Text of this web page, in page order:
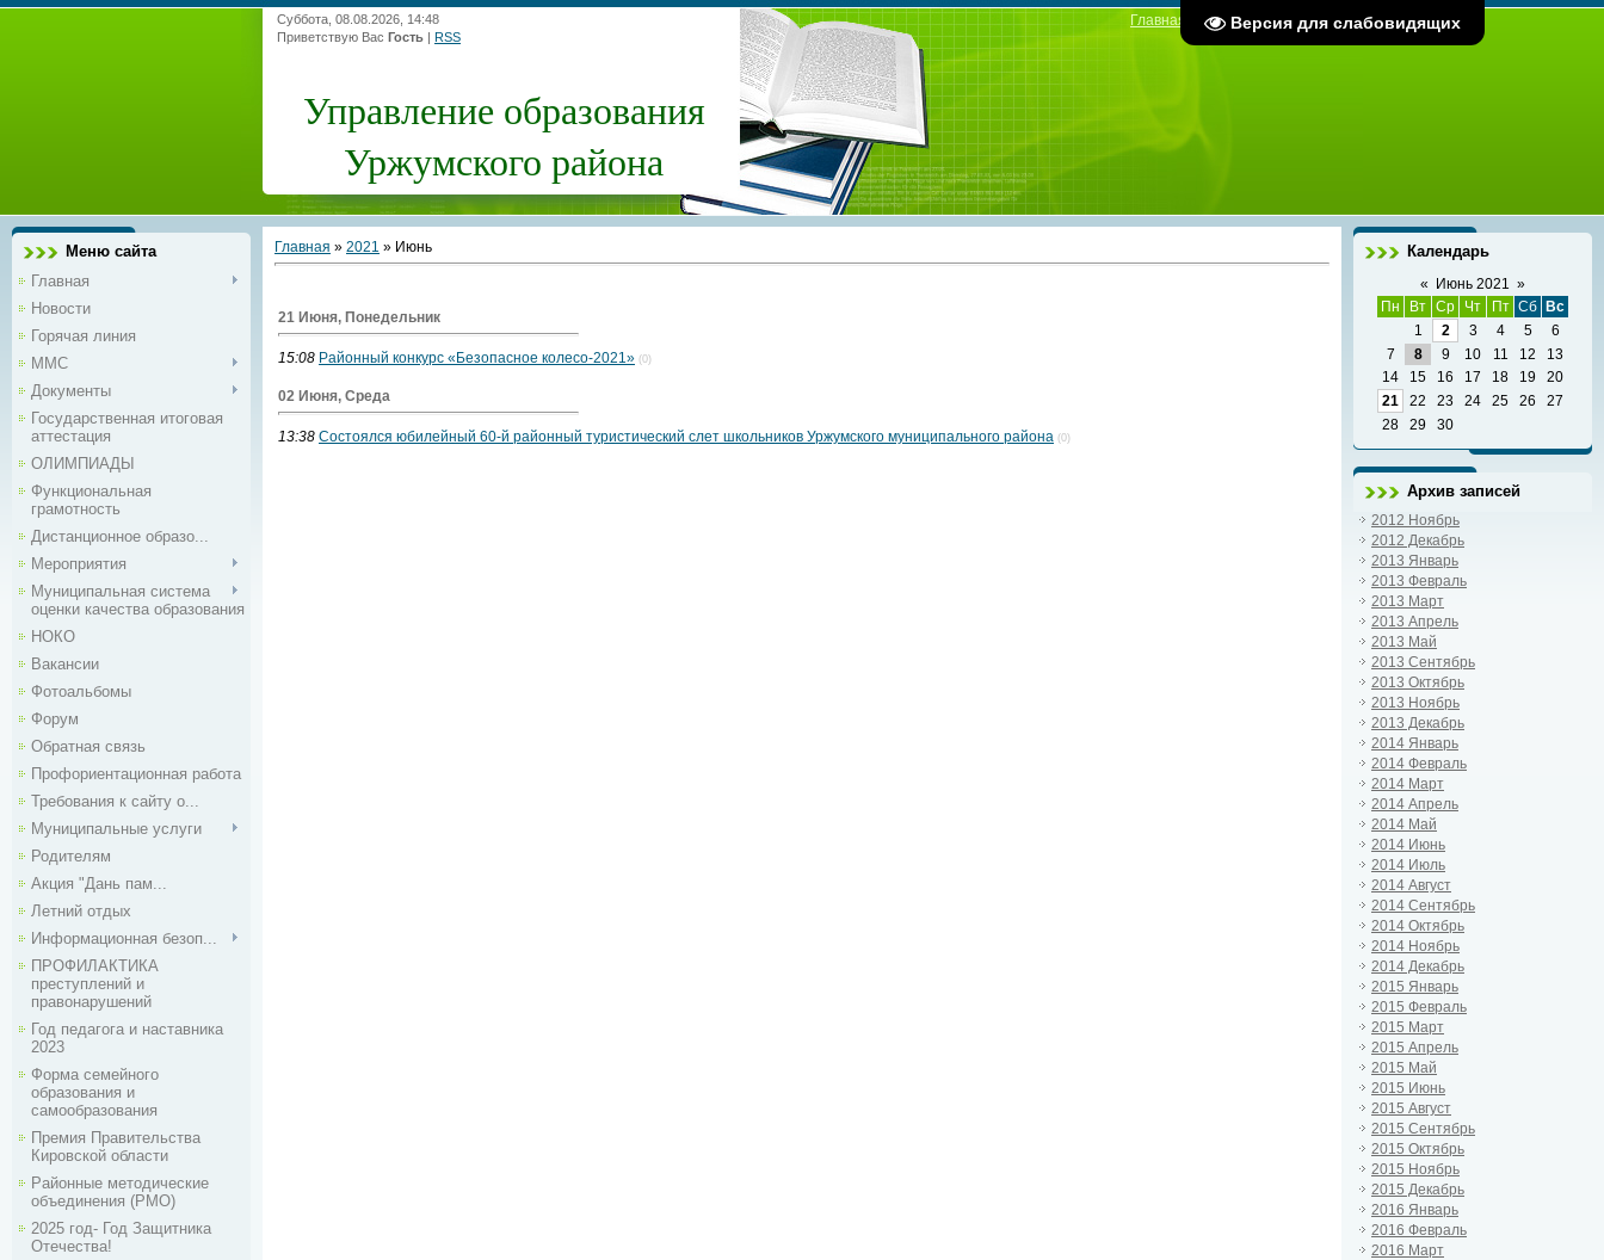
Версия для слабовидящих
Суббота, 08.08.2026, 14:48
Приветствую Вас Гость | RSS
Управление образования
Уржумского района
Главная Регистрация| Вход
Меню сайта
Главная
Новости
Горячая линия
ММС
Документы
Государственная итоговая
аттестация
ОЛИМПИАДЫ
Функциональная
грамотность
Дистанционное образо...
Мероприятия
Муниципальная система
оценки качества образования
НОКО
Вакансии
Фотоальбомы
Форум
Обратная связь
Профориентационная работа
Требования к сайту о...
Муниципальные услуги
Родителям
Акция "Дань пам...
Летний отдых
Информационная безоп...
ПРОФИЛАКТИКА
преступлений и
правонарушений
Год педагога и наставника
2023
Форма семейного
образования и
самообразования
Премия Правительства
Кировской области
Районные методические
объединения (РМО)
2025 год- Год Защитника
Отечества!
Главная » 2021 » Июнь
21 Июня, Понедельник
15:08 Районный конкурс «Безопасное колесо-2021» (0)
02 Июня, Среда
13:38 Состоялся юбилейный 60-й районный туристический слет школьников Уржумского муниципального района (0)
Календарь
« Июнь 2021 »
Пн
Вт Ср Чт Пт Сб
Вс
1
2 3 4 5
6
7
8 9 10 11 12
13
14
15 16 17 18 19
20
21
22 23 24 25 26
27
28
29 30
Архив записей
2012 Ноябрь
2012 Декабрь
2013 Январь
2013 Февраль
2013 Март
2013 Апрель
2013 Май
2013 Сентябрь
2013 Октябрь
2013 Ноябрь
2013 Декабрь
2014 Январь
2014 Февраль
2014 Март
2014 Апрель
2014 Май
2014 Июнь
2014 Июль
2014 Август
2014 Сентябрь
2014 Октябрь
2014 Ноябрь
2014 Декабрь
2015 Январь
2015 Февраль
2015 Март
2015 Апрель
2015 Май
2015 Июнь
2015 Август
2015 Сентябрь
2015 Октябрь
2015 Ноябрь
2015 Декабрь
2016 Январь
2016 Февраль
2016 Март